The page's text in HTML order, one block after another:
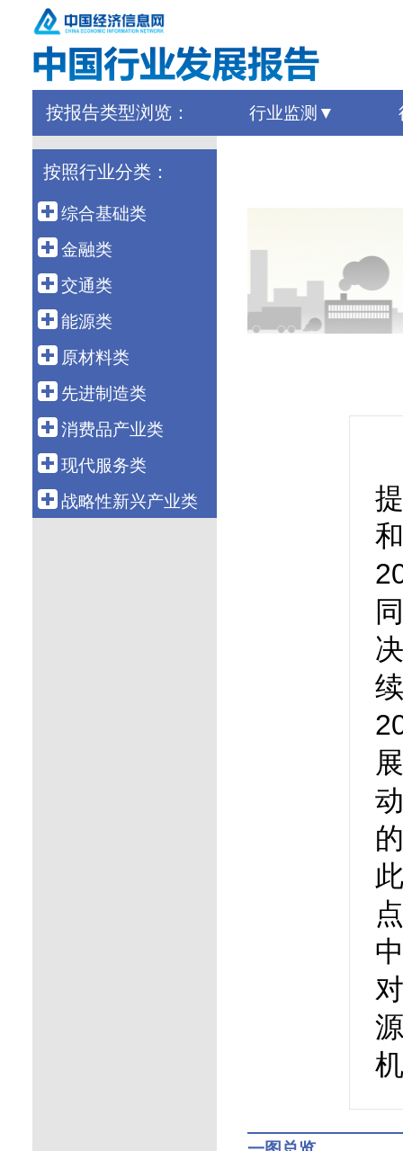
按报告类型浏览： 行业监测
按照行业分类：
综合基础类
宏 观
外 贸
房 地 产
海洋经济
金融类
金 融
保 险
科技金融
融资租赁
资产管理
交通类
港 口
高速铁路
能源类
石油天然气
煤 炭
核 电
原材料类
建 材
钢 铁
化 工
先进制造类
船 舶
汽 车
工程机械
消费品产业类
轻工造纸
纺织服装
现代服务类
批发零售
战略性新兴产业类